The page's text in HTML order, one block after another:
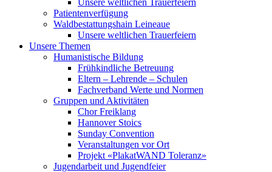
Unsere weltlichen Trauerfeiern
Patientenverfügung
Waldbestattungshain Leineaue
Unsere weltlichen Trauerfeiern
Unsere Themen
Humanistische Bildung
Frühkindliche Betreuung
Eltern – Lehrende – Schulen
Fachverband Werte und Normen
Gruppen und Aktivitäten
Chor Freiklang
Hannover Stoics
Sunday Convention
Veranstaltungen vor Ort
Projekt «PlakatWAND Toleranz»
Jugendarbeit und Jugendfeier